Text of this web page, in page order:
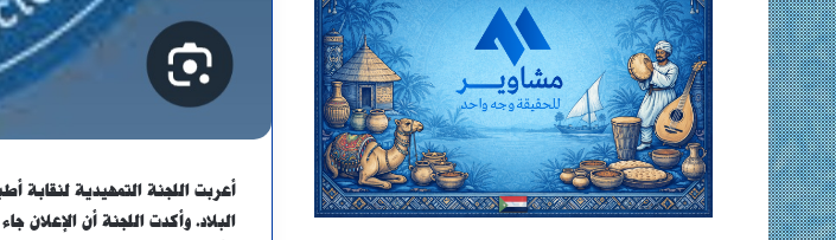
أعربت اللجنة التمهيدية لنقابة
البلاد. وأكدت اللجنة أن الإعلان